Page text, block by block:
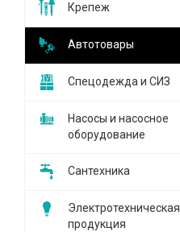
Крепеж
Автотовары
Спецодежда и СИЗ
Насосы и насосное
оборудование
Сантехника
Электротехническая
продукция